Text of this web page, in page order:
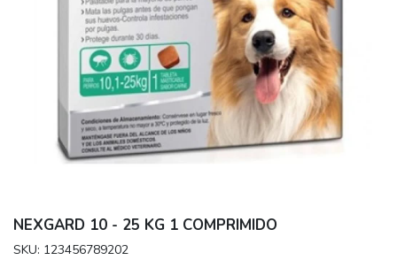
NEXGARD 10 - 25 KG 1 COMPRIMIDO
SKU: 123456789202